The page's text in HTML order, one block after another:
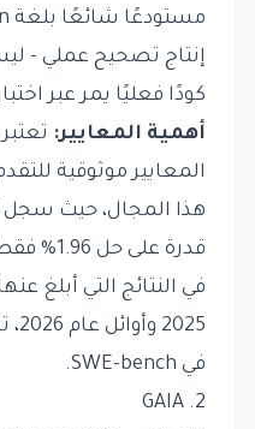
إنتاج تصحيح عملي -
كودًا فعليًا يمر عبر
أهمية المعايير:
المعايير موثوقية
قدرة
في النتائج التي أبلغ
في SWE-bench.
2. GAIA